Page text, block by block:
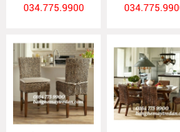
034.775.9900